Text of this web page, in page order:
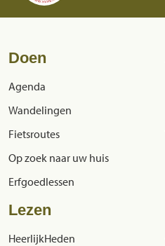
Doen
Agenda
Wandelingen
Fietsroutes
Op zoek naar uw huis
Erfgoedlessen
Lezen
HeerlijkHeden